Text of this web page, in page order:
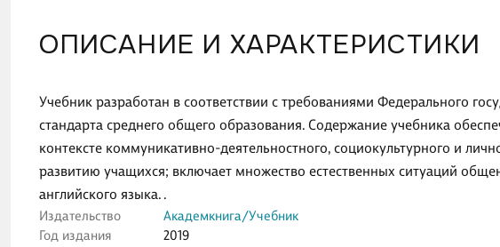
ОПИСАНИЕ И ХАРАКТЕРИСТИКИ
Учебник разработан в соответствии с требованиями Федерального
стандарта среднего общего образования. Содержание учебника
контексте коммуникативно-деятельностного, социо­культурного и
развитию учащихся; включает множество естественных ситуаций
английского языка. .
Издательство
Академкнига/Учебник
Год издания
2019